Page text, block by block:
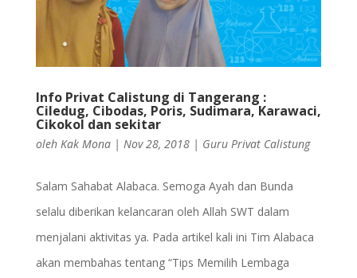
Info Privat Calistung di Tangerang :
Ciledug, Cibodas, Poris, Sudimara, Karawaci,
Cikokol dan sekitar
oleh Kak Mona| Nov 28, 2018| Guru Privat Calistung
Salam Sahabat Alabaca. Semoga Ayah dan Bunda
selalu diberikan kelancaran oleh Allah SWT dalam
menjalani aktivitas ya. Pada artikel kali ini Tim Alabaca
akan membahas tentang “Tips Memilih Lembaga